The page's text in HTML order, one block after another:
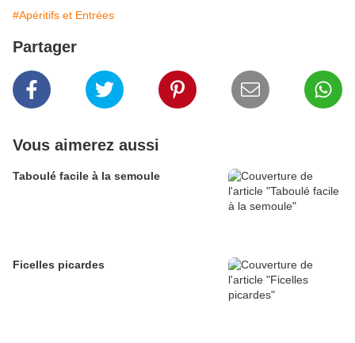
#Apéritifs et Entrées
Partager
Vous aimerez aussi
Taboulé facile à la semoule
Ficelles picardes